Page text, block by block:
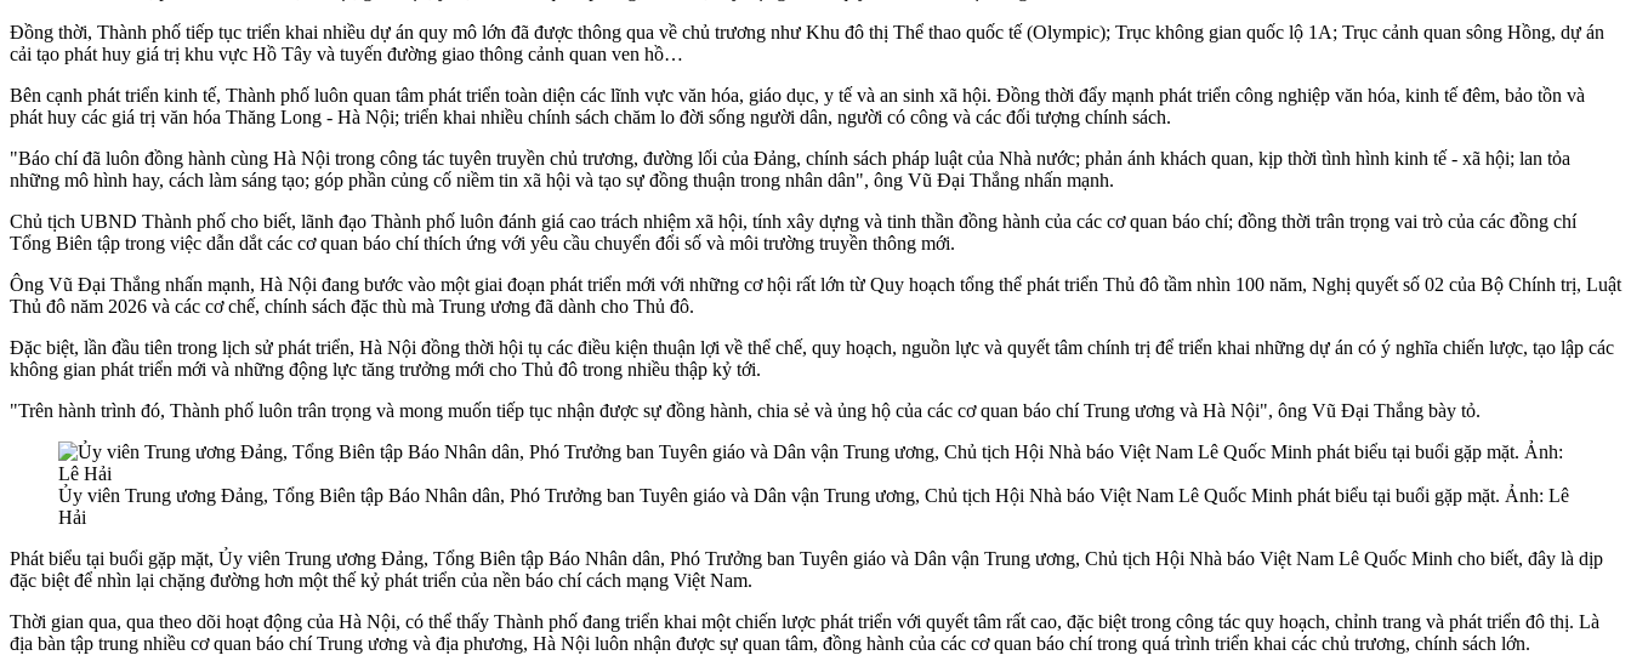
Đồng thời, Thành phố tiếp tục triển khai nhiều dự án quy mô lớn đã được thông qua về chủ trương như Khu đô thị Thể thao quốc tế (Olympic); Trục không gian quốc lộ 1A; Trục cảnh quan sông Hồng, dự án
cải tạo phát huy giá trị khu vực Hồ Tây và tuyến đường giao thông cảnh quan ven hồ…
Bên cạnh phát triển kinh tế, Thành phố luôn quan tâm phát triển toàn diện các lĩnh vực văn hóa, giáo dục, y tế và an sinh xã hội. Đồng thời đẩy mạnh phát triển công nghiệp văn hóa, kinh tế đêm, bảo tồn và
phát huy các giá trị văn hóa Thăng Long - Hà Nội; triển khai nhiều chính sách chăm lo đời sống người dân, người có công và các đối tượng chính sách.
"Báo chí đã luôn đồng hành cùng Hà Nội trong công tác tuyên truyền chủ trương, đường lối của Đảng, chính sách pháp luật của Nhà nước; phản ánh khách quan, kịp thời tình hình kinh tế - xã hội; lan tỏa
những mô hình hay, cách làm sáng tạo; góp phần củng cố niềm tin xã hội và tạo sự đồng thuận trong nhân dân", ông Vũ Đại Thắng nhấn mạnh.
Chủ tịch UBND Thành phố cho biết, lãnh đạo Thành phố luôn đánh giá cao trách nhiệm xã hội, tính xây dựng và tinh thần đồng hành của các cơ quan báo chí; đồng thời trân trọng vai trò của các đồng chí
Tổng Biên tập trong việc dẫn dắt các cơ quan báo chí thích ứng với yêu cầu chuyển đổi số và môi trường truyền thông mới.
Ông Vũ Đại Thắng nhấn mạnh, Hà Nội đang bước vào một giai đoạn phát triển mới với những cơ hội rất lớn từ Quy hoạch tổng thể phát triển Thủ đô tầm nhìn 100 năm, Nghị quyết số 02 của Bộ Chính trị, Luật
Thủ đô năm 2026 và các cơ chế, chính sách đặc thù mà Trung ương đã dành cho Thủ đô.
Đặc biệt, lần đầu tiên trong lịch sử phát triển, Hà Nội đồng thời hội tụ các điều kiện thuận lợi về thể chế, quy hoạch, nguồn lực và quyết tâm chính trị để triển khai những dự án có ý nghĩa chiến lược, tạo lập các
không gian phát triển mới và những động lực tăng trưởng mới cho Thủ đô trong nhiều thập kỷ tới.
"Trên hành trình đó, Thành phố luôn trân trọng và mong muốn tiếp tục nhận được sự đồng hành, chia sẻ và ủng hộ của các cơ quan báo chí Trung ương và Hà Nội", ông Vũ Đại Thắng bày tỏ.
Ủy viên Trung ương Đảng, Tổng Biên tập Báo Nhân dân, Phó Trưởng ban Tuyên giáo và Dân vận Trung ương, Chủ tịch Hội Nhà báo Việt Nam Lê Quốc Minh phát biểu tại buổi gặp mặt. Ảnh: Lê
Hải
Phát biểu tại buổi gặp mặt, Ủy viên Trung ương Đảng, Tổng Biên tập Báo Nhân dân, Phó Trưởng ban Tuyên giáo và Dân vận Trung ương, Chủ tịch Hội Nhà báo Việt Nam Lê Quốc Minh cho biết, đây là dịp
đặc biệt để nhìn lại chặng đường hơn một thế kỷ phát triển của nền báo chí cách mạng Việt Nam.
Thời gian qua, qua theo dõi hoạt động của Hà Nội, có thể thấy Thành phố đang triển khai một chiến lược phát triển với quyết tâm rất cao, đặc biệt trong công tác quy hoạch, chỉnh trang và phát triển đô thị. Là
địa bàn tập trung nhiều cơ quan báo chí Trung ương và địa phương, Hà Nội luôn nhận được sự quan tâm, đồng hành của các cơ quan báo chí trong quá trình triển khai các chủ trương, chính sách lớn.